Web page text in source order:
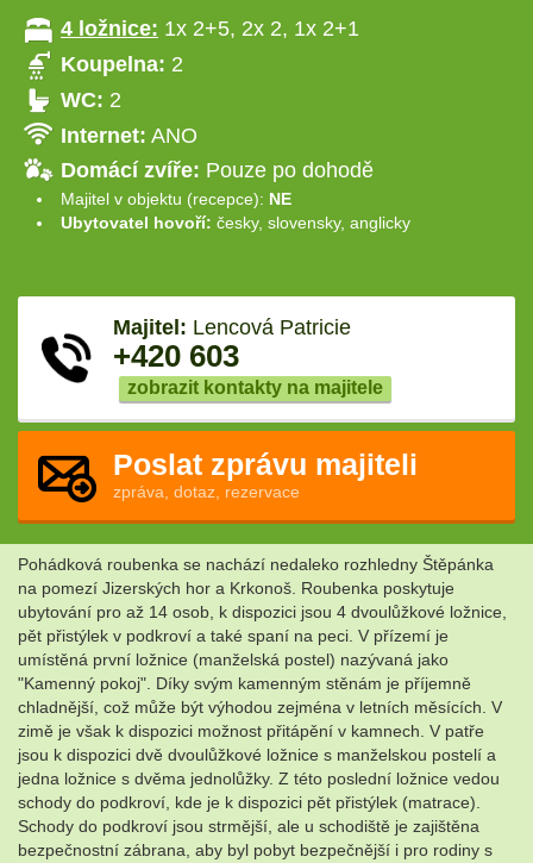
4 ložnice: 1x 2+5, 2x 2, 1x 2+1
Koupelna: 2
WC: 2
Internet: ANO
Domácí zvíře: Pouze po dohodě
Majitel v objektu (recepce): NE
Ubytovatel hovoří: česky, slovensky, anglicky
Majitel: Lencová Patricie
+420 603
zobrazit kontakty na majitele
Poslat zprávu majiteli
zpráva, dotaz, rezervace
Pohádková roubenka se nachází nedaleko rozhledny Štěpánka
na pomezí Jizerských hor a Krkonoš. Roubenka poskytuje
ubytování pro až 14 osob, k dispozici jsou 4 dvoulůžkové ložnice,
pět přistýlek v podkroví a také spaní na peci. V přízemí je
umístěná první ložnice (manželská postel) nazývaná jako
"Kamenný pokoj". Díky svým kamenným stěnám je příjemně
chladnější, což může být výhodou zejména v letních měsících. V
zimě je však k dispozici možnost přitápění v kamnech. V patře
jsou k dispozici dvě dvoulůžkové ložnice s manželskou postelí a
jedna ložnice s dvěma jednolůžky. Z této poslední ložnice vedou
schody do podkroví, kde je k dispozici pět přistýlek (matrace).
Schody do podkroví jsou strmější, ale u schodiště je zajištěna
bezpečnostní zábrana, aby byl pobyt bezpečnější i pro rodiny s